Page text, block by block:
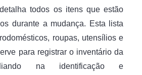
todos os itens que estão
durante a mudança. Esta lista
roupas, utensílios e
para registrar o inventário da
na identificação e